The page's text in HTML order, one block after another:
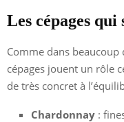
Les cépages
Comme dans
cépages jouent un rôle
de très concret à
Chardonnay :